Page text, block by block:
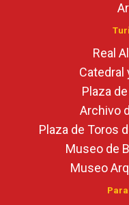
Real
Catedral
Plaza
Archivo
Plaza de Toros
Museo de
Museo